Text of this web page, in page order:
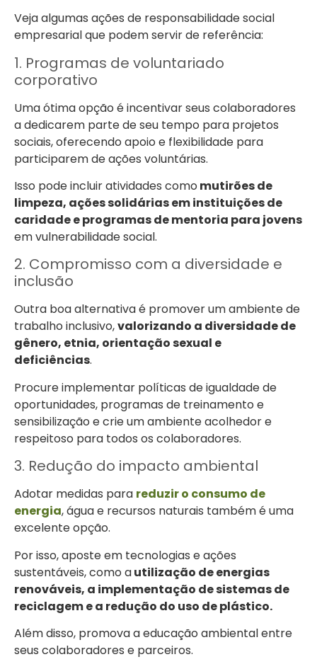
Veja algumas ações de responsabilidade social
empresarial que podem servir de referência:
1. Programas de voluntariado
corporativo
Uma ótima opção é incentivar seus colaboradores
a dedicarem parte de seu tempo para projetos
sociais, oferecendo apoio e flexibilidade para
participarem de ações voluntárias.
Isso pode incluir atividades como mutirões de
limpeza, ações solidárias em instituições de
caridade e programas de mentoria para jovens
em vulnerabilidade social.
2. Compromisso com a diversidade e
inclusão
Outra boa alternativa é promover um ambiente de
trabalho inclusivo,valorizando a diversidade de
gênero, etnia, orientação sexual e
deficiências.
Procure implementar políticas de igualdade de
oportunidades, programas de treinamento e
sensibilização e crie um ambiente acolhedor e
respeitoso para todos os colaboradores.
3. Redução do impacto ambiental
Adotar medidas para reduzir o consumo de
energia, água e recursos naturais também é uma
excelente opção.
Por isso, aposte em tecnologias e ações
sustentáveis, como autilização de energias
renováveis, a implementação de sistemas de
reciclagem e a redução do uso de plástico.
Além disso, promova a educação ambiental entre
seus colaboradores e parceiros.